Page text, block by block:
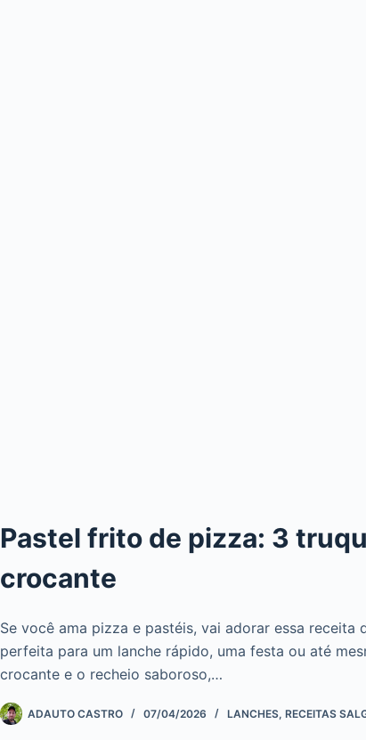
Pastel frito de pizza: 3
crocante
Se você ama pizza e pastéis, vai adorar essa
perfeita para um lanche rápido, uma festa ou até
crocante e o recheio saboroso,…
ADAUTO CASTRO 07/04/2026 LANCHES, RECEITAS